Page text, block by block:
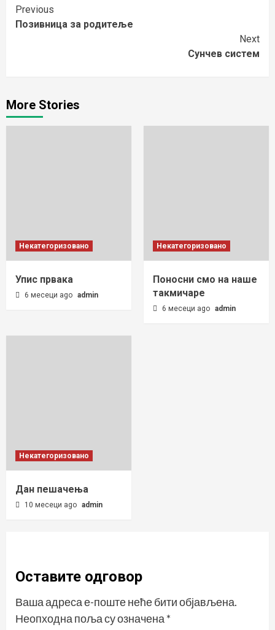
Continue
Reading
Previous
Позивница за родитеље
Next
Сунчев систем
More Stories
Некатегоризовано
Упис првака
6 месеци ago admin
Некатегоризовано
Поносни смо на наше
такмичаре
6 месеци ago admin
Некатегоризовано
Дан пешачења
10 месеци ago admin
Оставите одговор
Ваша адреса е-поште неће бити објављена.
Неопходна поља су означена*